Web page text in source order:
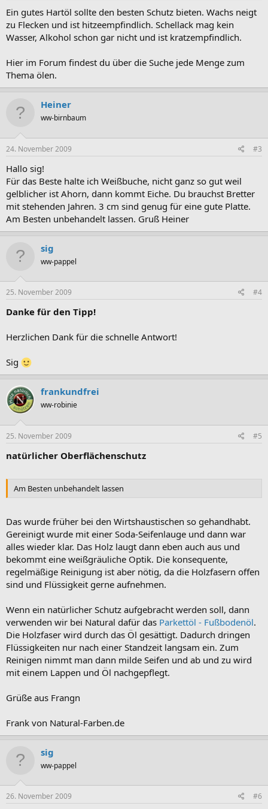
Ein gutes Hartöl sollte den besten Schutz bieten. Wachs neigt
zu Flecken und ist hitzeempfindlich. Schellack mag kein
Wasser, Alkohol schon gar nicht und ist kratzempfindlich.
Hier im Forum findest du über die Suche jede Menge zum
Thema ölen.
Heiner
ww-birnbaum
24. November 2009 #3
Hallo sig!
Für das Beste halte ich Weißbuche, nicht ganz so gut weil
gelblicher ist Ahorn, dann kommt Eiche. Du brauchst Bretter
mit stehenden Jahren. 3 cm sind genug für eine gute Platte.
Am Besten unbehandelt lassen. Gruß Heiner
sig
ww-pappel
25. November 2009 #4
Danke für den Tipp!
Herzlichen Dank für die schnelle Antwort!
Sig
frankundfrei
ww-robinie
25. November 2009 #5
natürlicher Oberflächenschutz
Am Besten unbehandelt lassen
Das wurde früher bei den Wirtshaustischen so gehandhabt.
Gereinigt wurde mit einer Soda-Seifenlauge und dann war
alles wieder klar. Das Holz laugt dann eben auch aus und
bekommt eine weißgräuliche Optik. Die konsequente,
regelmäßige Reinigung ist aber nötig, da die Holzfasern offen
sind und Flüssigkeit gerne aufnehmen.
Wenn ein natürlicher Schutz aufgebracht werden soll, dann
verwenden wir bei Natural dafür das Parkettöl - Fußbodenöl.
Die Holzfaser wird durch das Öl gesättigt. Dadurch dringen
Flüssigkeiten nur nach einer Standzeit langsam ein. Zum
Reinigen nimmt man dann milde Seifen und ab und zu wird
mit einem Lappen und Öl nachgepflegt.
Grüße aus Frangn
Frank von Natural-Farben.de
sig
ww-pappel
26. November 2009 #6